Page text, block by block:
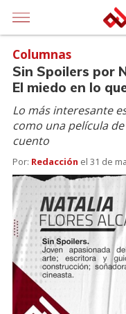
Columnas
Sin Spoilers por
El miedo en lo
Lo más interesante
como una película
cuento
Por: Redacción el 31 de